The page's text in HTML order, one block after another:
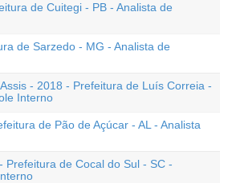
de Cuitegi - PB - Analista de
de Sarzedo - MG - Analista de
- 2018 - Prefeitura de Luís Correia -
Interno
de Pão de Açúcar - AL - Analista
Prefeitura de Cocal do Sul - SC -